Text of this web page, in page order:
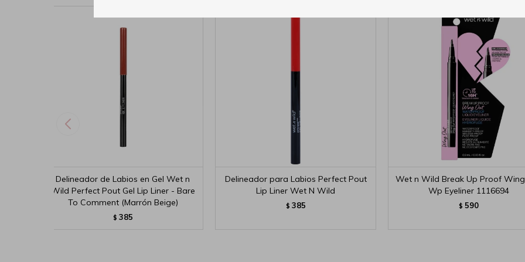
Delineador de Labios en Gel Wet n
Wild Perfect Pout Gel Lip Liner - Bare
To Comment (Marrón Beige)
$ 385
Delineador para Labios Perfect Pout
Lip Liner Wet N Wild
$ 385
Wet n Wild Break Up Proof
Wp Eyeliner 1116694
$ 590